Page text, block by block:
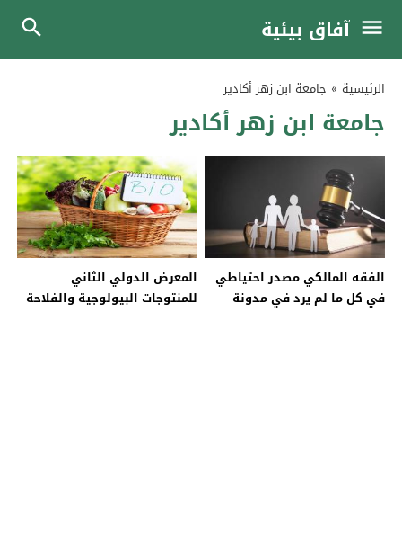
آفاق بيئية
الرئيسية » جامعة ابن زهر أكادير
جامعة ابن زهر أكادير
الفقه المالكي مصدر احتياطي
في كل ما لم يرد في مدونة
المعرض الدولي الثاني
للمنتوجات البيولوجية والفلاحة